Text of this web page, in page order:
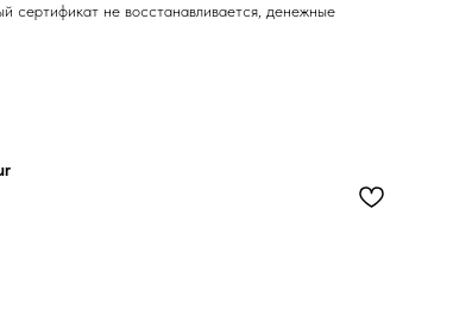
сертификат не восстанавливается, денежные